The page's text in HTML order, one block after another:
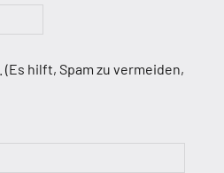
hilft, Spam zu vermeiden,